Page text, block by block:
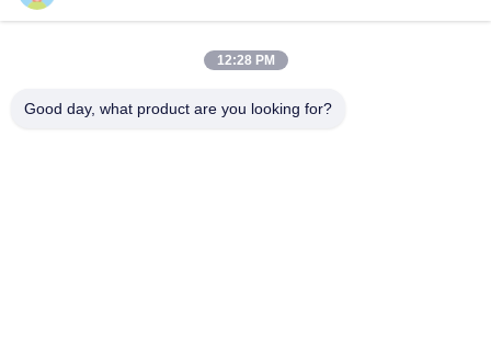
2600W 15KHZ নরম্যাটিক প্লাস্টিক ওয়েল্ডিং মেশিন এমপি -
12:28 PM
Good day, what product are you looking for?